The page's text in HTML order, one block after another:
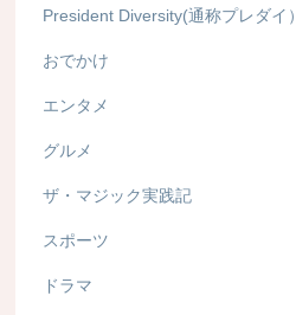
President Diversity(通称プレダイ）
おでかけ
エンタメ
グルメ
ザ・マジック実践記
スポーツ
ドラマ